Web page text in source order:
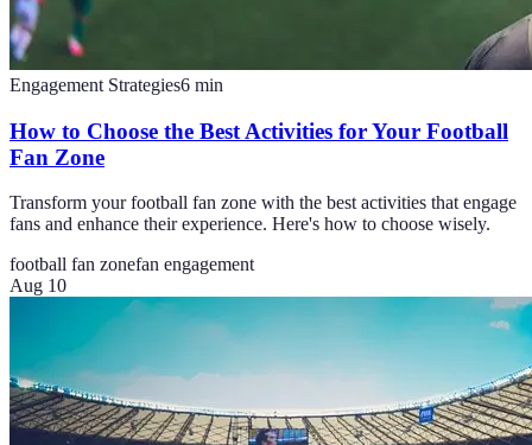
Engagement Strategies6 min
How to Choose the Best Activities for Your Football
Fan Zone
Transform your football fan zone with the best activities that engage
fans and enhance their experience. Here's how to choose wisely.
football fan zonefan engagement
Aug 10